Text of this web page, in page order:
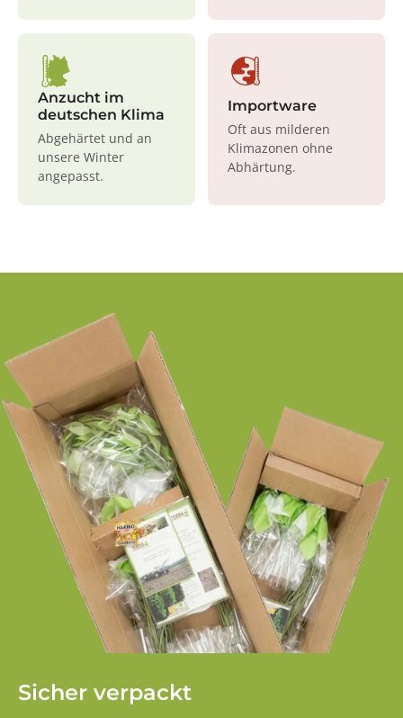
Anzucht im
deutschen Klima
Abgehärtet und an
unsere Winter
angepasst.
Importware
Oft aus milderen
Klimazonen ohne
Abhärtung.
Sicher verpackt